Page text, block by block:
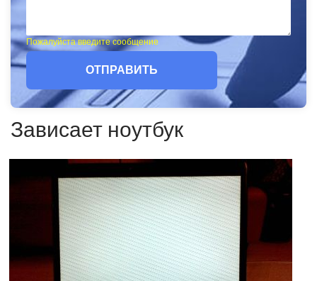
Пожалуйста введите сообщение
ОТПРАВИТЬ
Зависает ноутбук